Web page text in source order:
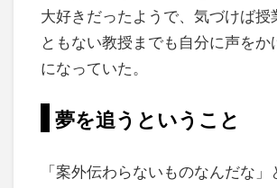
大好きだったようで、気づけば授
ともない教授までも自分に声をか
になっていた。
夢を追うということ
「案外伝わらないものなんだな